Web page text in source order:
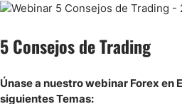
5 Consejos de Trading
Únase a nuestro webinar Forex en
siguientes Temas: